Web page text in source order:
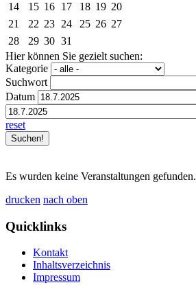
14
15 16 17 18 19 20
21
22 23 24 25 26 27
28
29 30 31
Hier können Sie gezielt suchen:
Kategorie
Suchwort
Datum
reset
Es wurden keine Veranstaltungen gefunden.
drucken nach oben
Quicklinks
Kontakt
Inhaltsverzeichnis
Impressum